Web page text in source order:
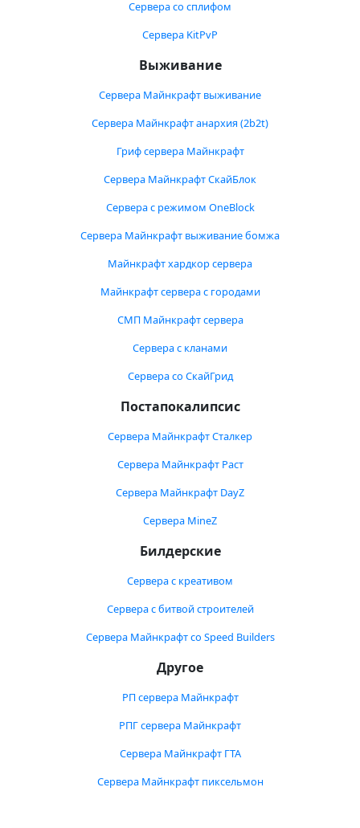
Сервера со сплифом
Сервера KitPvP
Выживание
Сервера Майнкрафт выживание
Сервера Майнкрафт анархия (2b2t)
Гриф сервера Майнкрафт
Сервера Майнкрафт СкайБлок
Сервера с режимом OneBlock
Сервера Майнкрафт выживание бомжа
Майнкрафт хардкор сервера
Майнкрафт сервера с городами
СМП Майнкрафт сервера
Сервера с кланами
Сервера со СкайГрид
Постапокалипсис
Сервера Майнкрафт Сталкер
Сервера Майнкрафт Раст
Сервера Майнкрафт DayZ
Сервера MineZ
Билдерские
Сервера с креативом
Сервера с битвой строителей
Сервера Майнкрафт со Speed Builders
Другое
РП сервера Майнкрафт
РПГ сервера Майнкрафт
Сервера Майнкрафт ГТА
Сервера Майнкрафт пиксельмон